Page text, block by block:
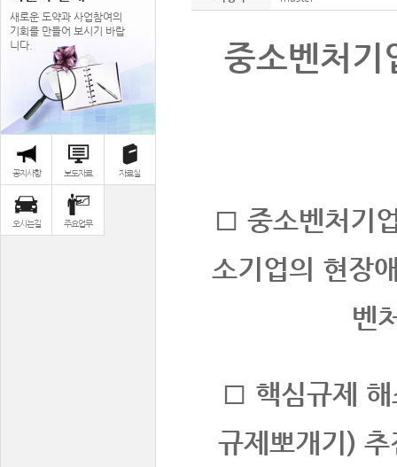
새로운 도약과 사업참여의
기회를 만들어 보시기 바랍
니다.
공지사항 보도자료 자료실
오시는길 주요업무
중소벤처기
□ 중소벤처기
소기업의 현장
벤
□ 핵심규제 해
규제뽀개기)